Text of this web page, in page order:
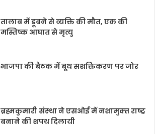
तालाब में डूबने से व्यक्ति की मौत, एक की
मस्तिष्क आघात से मृत्यु
भाजपा की बैठक में बूथ सशक्तिकरण पर जोर
ब्रह्मकुमारी संस्‍था ने एसओई में नशामुक्‍त राष्‍ट्र
बनाने की शपथ दिलायी